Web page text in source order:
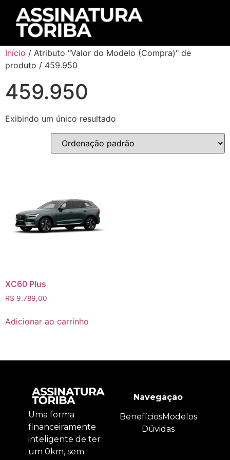
Início / Atributo "Valor do Modelo (Compra)" de
produto / 459.950
459.950
Exibindo um único resultado
XC60 Plus
R$ 9.789,00
Adicionar ao carrinho
Uma forma
financeiramente
inteligente de ter
um 0km, sem
Navegação
BenefíciosModelos
Dúvidas